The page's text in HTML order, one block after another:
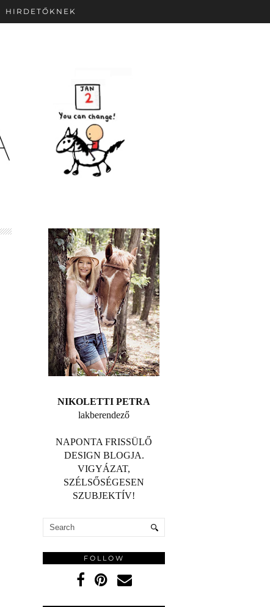
HIRDETŐKNEK
NIKOLETTI PETRA
lakberendező
NAPONTA FRISSÜLŐ
DESIGN BLOGJA.
VIGYÁZAT,
SZÉLSŐSÉGESEN
SZUBJEKTÍV!
FOLLOW